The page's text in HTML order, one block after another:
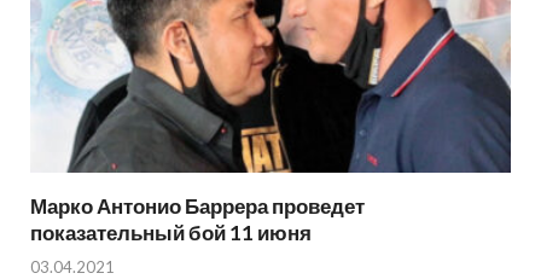
Марко Антонио Баррера проведет
показательный бой 11 июня
03.04.2021